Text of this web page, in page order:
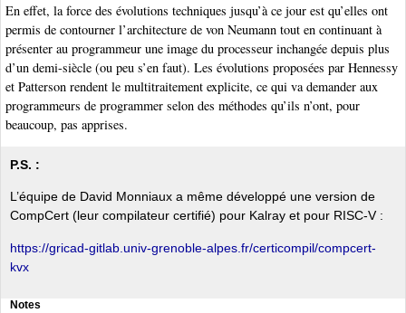
En effet, la force des évolutions techniques jusqu’à ce jour est qu’elles ont
permis de contourner l’architecture de von Neumann tout en continuant à
présenter au programmeur une image du processeur inchangée depuis plus
d’un demi-siècle (ou peu s’en faut). Les évolutions proposées par Hennessy
et Patterson rendent le multitraitement explicite, ce qui va demander aux
programmeurs de programmer selon des méthodes qu’ils n’ont, pour
beaucoup, pas apprises.
P.S. :
L’équipe de David Monniaux a même développé une version de
CompCert (leur compilateur certifié) pour Kalray et pour RISC-V :
https://gricad-gitlab.univ-grenoble-alpes.fr/certicompil/compcert-
kvx
Notes